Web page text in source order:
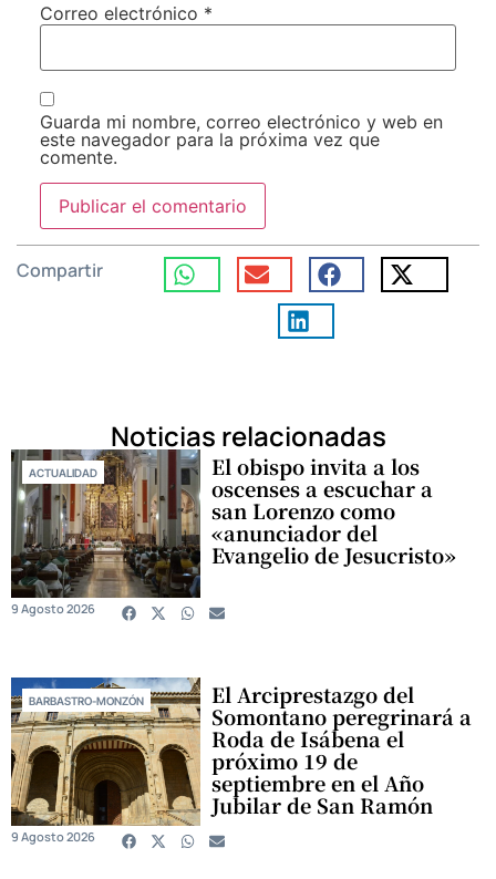
Correo electrónico *
Guarda mi nombre, correo electrónico y web en
este navegador para la próxima vez que
comente.
Compartir
Noticias relacionadas
ACTUALIDAD El obispo invita a los
oscenses a escuchar a
san Lorenzo como
«anunciador del
Evangelio de Jesucristo»
9 Agosto 2026
BARBASTRO-MONZÓN El Arciprestazgo del
Somontano peregrinará a
Roda de Isábena el
próximo 19 de
septiembre en el Año
Jubilar de San Ramón
9 Agosto 2026